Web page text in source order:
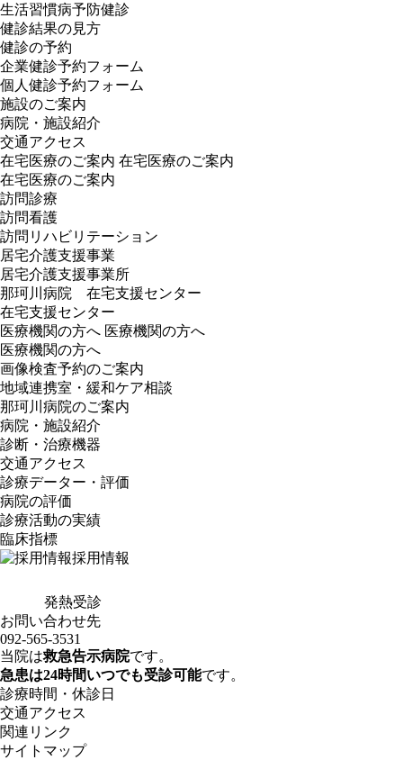
生活習慣病予防健診
健診結果の見方
健診の予約
企業健診予約フォーム
個人健診予約フォーム
施設のご案内
病院・施設紹介
交通アクセス
在宅医療のご案内 在宅医療のご案内
在宅医療のご案内
訪問診療
訪問看護
訪問リハビリテーション
居宅介護支援事業
居宅介護支援事業所
那珂川病院 在宅支援センター
在宅支援センター
医療機関の方へ 医療機関の方へ
医療機関の方へ
画像検査予約のご案内
地域連携室・緩和ケア相談
那珂川病院のご案内
病院・施設紹介
診断・治療機器
交通アクセス
診療データー・評価
病院の評価
診療活動の実績
臨床指標
採用情報
発熱受診
お問い合わせ先
092-565-3531
当院は救急告示病院です。
急患は24時間いつでも受診可能です。
診療時間・休診日
交通アクセス
関連リンク
サイトマップ